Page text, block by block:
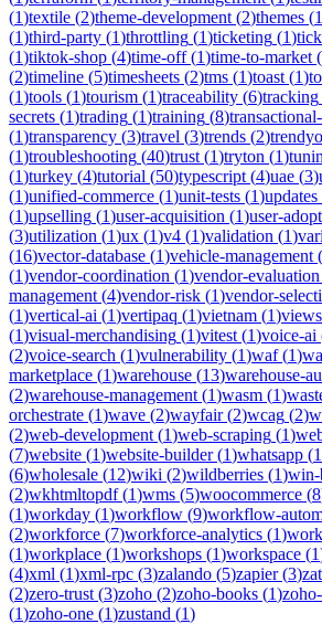
(1)textile (2)theme-development (2)themes (1
(1)third-party (1)throttling (1)ticketing (1)
(1)tiktok-shop (4)time-off(1)time-to-market (
(2)timeline (5)timesheets (2)tms (1)toast (1)
(1)tools (1)tourism (1)traceability (6)tracking
secrets (1)trading (1)training (8)
(1)transparency (3)travel (3)trends (2)
(1)troubleshooting (40)trust (1)tryton (1)
(1)turkey (4)tutorial (50)typescript (4)uae (3)
(1)unified-commerce (1)unit-tests (1)updates
(1)upselling (1)user-acquisition (1)user-
(3)utilization (1)ux (1)v4 (1)validation (1)
(16)vector-database (1)vehicle-management (
(1)vendor-coordination (1)vendor-evaluation
management (4)vendor-risk (1)vendor-
(1)vertical-ai (1)vertipaq (1)vietnam (1)views
(1)visual-merchandising (1)vitest (1)voice-ai
(2)voice-search (1)vulnerability (1)waf(1)
marketplace (1)warehouse (13)warehouse-
(2)warehouse-management (1)wasm (1)
orchestrate (1)wave (2)wayfair(2)wcag (2)
(2)web-development (1)web-scraping (1)
(7)website (1)website-builder(1)whatsapp (1
(6)wholesale (12)wiki (2)wildberries (1)win-
(2)wkhtmltopdf(1)wms (5)woocommerce (8
(1)workday (1)workflow (9)workflow-
(2)workforce (7)workforce-analytics (1)
(1)workplace (1)workshops (1)workspace (1
(4)xml (1)xml-rpc (3)zalando (5)zapier(3)
(2)zero-trust (3)zoho (2)zoho-books (1)
(1)zoho-one (1)zustand (1)